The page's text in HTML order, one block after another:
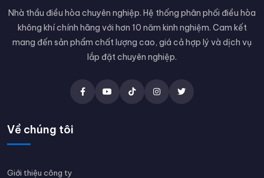
Nhà thầu điều hòa chuyên nghiệp. Hệ thống phân phối điều hòa
không khí chính hãng với hơn 10 năm kinh nghiệm. Cam kết
mang đến sản phẩm chất lượng cao, giá cả hợp lý và dịch vụ
lắp đặt chuyên nghiệp.
Về chúng tôi
Giới thiệu công ty